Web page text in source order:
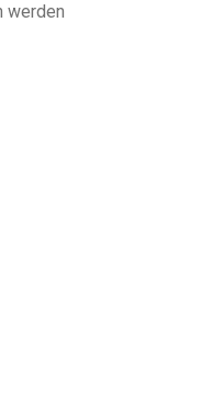
werden